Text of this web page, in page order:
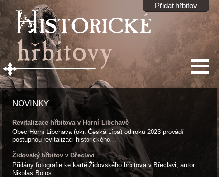
Přidat hřbitov
NOVINKY
Revitalizace hřbitova v Horní Libchavě
Obec Horní Libchava (okr. Česká Lípa) od roku 2023 provádí
postupnou revitalizaci historického…
Židovský hřbitov v Břeclavi
Přidány fotografie ke kartě Židovského hřbitova v Břeclavi, autor
Nikolas Botos.